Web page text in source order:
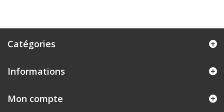
Catégories
Informations
Mon compte